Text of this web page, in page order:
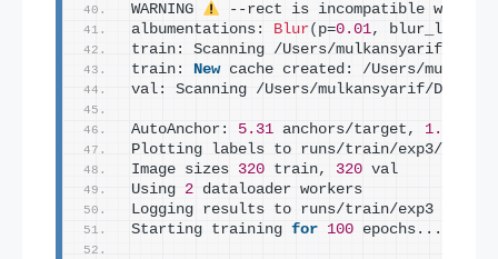
WARNING
--rect is incompatible with
albumentations:
Blur( p=0.01, blur_limit=
train: Scanning /Users/mulkansyarif/
train:
New cache created: /Users/
val: Scanning /Users/mulkansyarif/
AutoAnchor: 5.31 anchors/target, 1.000
Plotting labels to runs/train/exp3/
Image sizes 320 train, 320 val
Using 2 dataloader workers
Logging results to runs/train/exp3
Starting training for 100 epochs...